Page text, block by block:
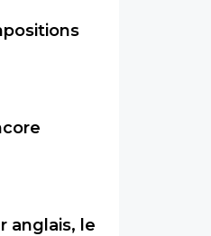
anglais, le